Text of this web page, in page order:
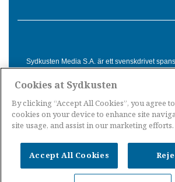
Sydkusten Media S.A. är ett svenskdrivet
Spanien. Genom nyhetsbevakning av hela
informationsförmedling för svenskar i Spanien.
Cookies at Sydkusten
By clicking “Accept All Cookies”, you agree
cookies on your device to enhance site
site usage, and assist in our marketing efforts.
Accept All Cookies